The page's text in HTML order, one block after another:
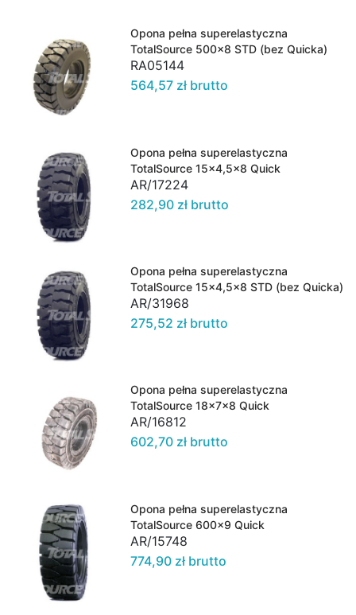
Opona pełna superelastyczna
TotalSource 500x8 STD (bez Quicka)
RA05144
564,57 zł brutto
Opona pełna superelastyczna
TotalSource 15x4,5x8 Quick
AR/17224
282,90 zł brutto
Opona pełna superelastyczna
TotalSource 15x4,5x8 STD (bez Quicka)
AR/31968
275,52 zł brutto
Opona pełna superelastyczna
TotalSource 18x7x8 Quick
AR/16812
602,70 zł brutto
Opona pełna superelastyczna
TotalSource 600x9 Quick
AR/15748
774,90 zł brutto